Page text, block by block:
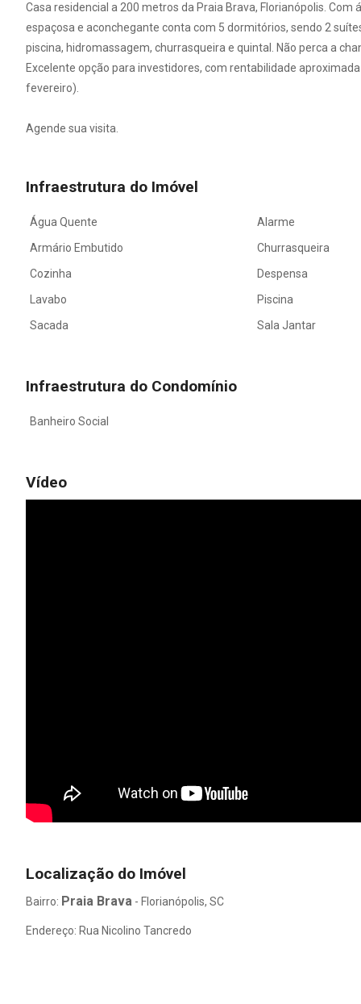
Casa residencial a 200 metros da Praia Brava, Florianópolis.
espaçosa e aconchegante conta com 5 dormitórios, sendo 2
piscina, hidromassagem, churrasqueira e quintal. Não perca a
Excelente opção para investidores, com rentabilidade
fevereiro).
Agende sua visita.
Infraestrutura do Imóvel
Água Quente
Alarme
Armário Embutido
Churrasqueira
Cozinha
Despensa
Lavabo
Piscina
Sacada
Sala Jantar
Infraestrutura do Condomínio
Banheiro Social
Vídeo
Localização do Imóvel
Bairro: Praia Brava - Florianópolis, SC
Endereço: Rua Nicolino Tancredo